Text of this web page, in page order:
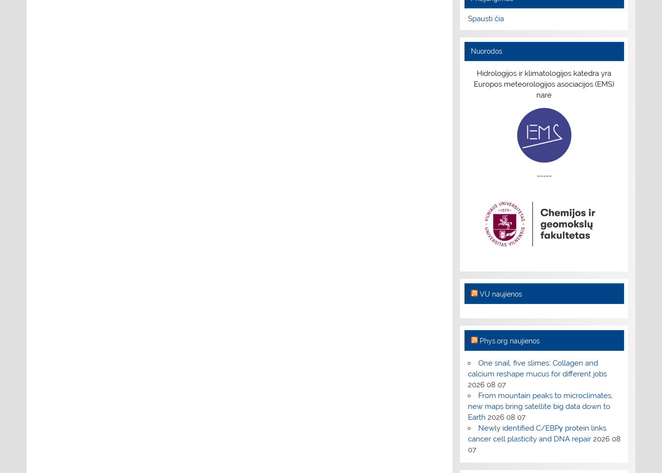
Spausti čia
Nuorodos
Hidrologijos ir klimatologijos katedra yra
Europos meteorologijos asociacijos (EMS)
narė
-----
VU naujienos
Phys.org naujienos
One snail, five slimes: Collagen and
calcium reshape mucus for different jobs
2026 08 07
From mountain peaks to microclimates,
new maps bring satellite big data down to
Earth 2026 08 07
Newly identified C/EBPγ protein links
cancer cell plasticity and DNA repair 2026 08
07